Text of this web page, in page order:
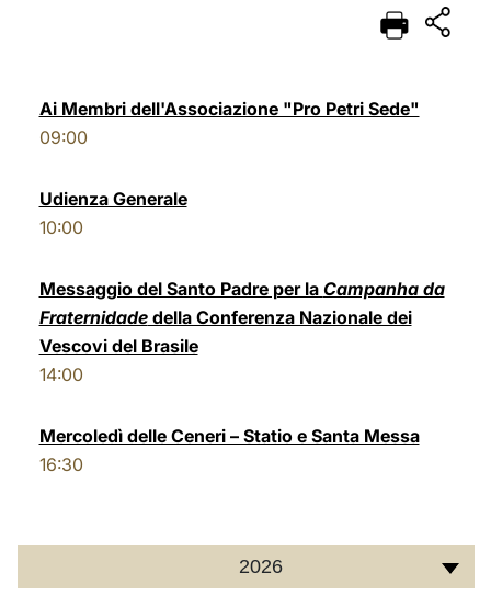
DEUTSCH
العربيّة
Ai Membri dell'Associazione "Pro Petri Sede"
09:00
Udienza Generale
10:00
Messaggio del Santo Padre per la Campanha da
Fraternidadedella Conferenza Nazionale dei
Vescovi del Brasile
14:00
Mercoledì delle Ceneri – Statio e Santa Messa
16:30
2026